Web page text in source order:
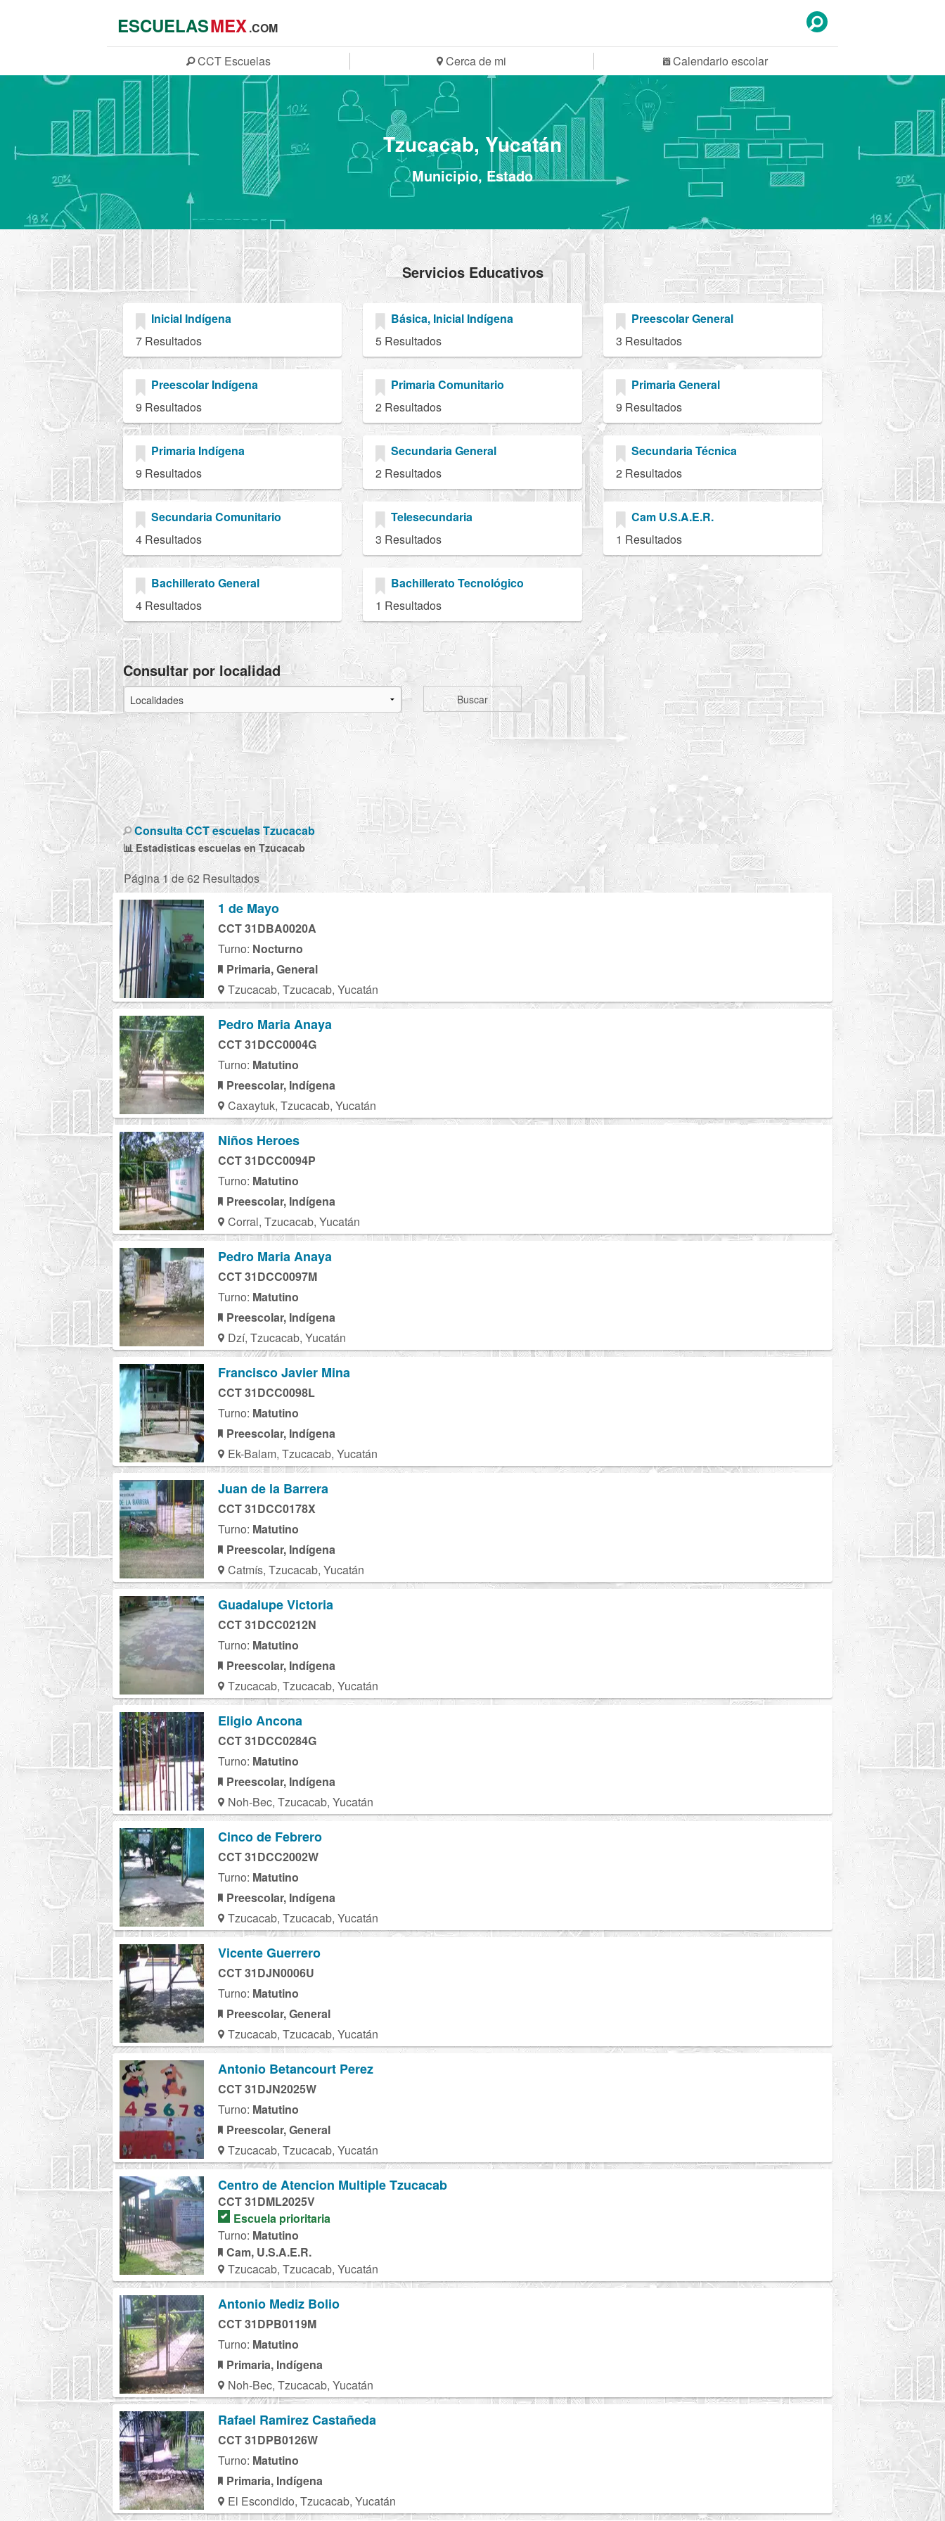
ESCUELASMEX.COM
CCT Escuelas Cerca de mi Calendario escolar
Tzucacab, Yucatán
Municipio, Estado
Servicios Educativos
Inicial Indígena
7 Resultados
Básica, Inicial Indígena
5 Resultados
Preescolar General
3 Resultados
Preescolar Indígena
9 Resultados
Primaria Comunitario
2 Resultados
Primaria General
9 Resultados
Primaria Indígena
9 Resultados
Secundaria General
2 Resultados
Secundaria Técnica
2 Resultados
Secundaria Comunitario
4 Resultados
Telesecundaria
3 Resultados
Cam U.S.A.E.R.
1 Resultados
Bachillerato General
4 Resultados
Bachillerato Tecnológico
1 Resultados
Consultar por localidad
Buscar
Consulta CCT escuelas Tzucacab
📊 Estadisticas escuelas en Tzucacab
Página 1 de 62 Resultados
1 de Mayo
CCT 31DBA0020A
Turno: Nocturno
Primaria, General
Tzucacab, Tzucacab, Yucatán
Pedro Maria Anaya
CCT 31DCC0004G
Turno: Matutino
Preescolar, Indígena
Caxaytuk, Tzucacab, Yucatán
Niños Heroes
CCT 31DCC0094P
Turno: Matutino
Preescolar, Indígena
Corral, Tzucacab, Yucatán
Pedro Maria Anaya
CCT 31DCC0097M
Turno: Matutino
Preescolar, Indígena
Dzí, Tzucacab, Yucatán
Francisco Javier Mina
CCT 31DCC0098L
Turno: Matutino
Preescolar, Indígena
Ek-Balam, Tzucacab, Yucatán
Juan de la Barrera
CCT 31DCC0178X
Turno: Matutino
Preescolar, Indígena
Catmís, Tzucacab, Yucatán
Guadalupe Victoria
CCT 31DCC0212N
Turno: Matutino
Preescolar, Indígena
Tzucacab, Tzucacab, Yucatán
Eligio Ancona
CCT 31DCC0284G
Turno: Matutino
Preescolar, Indígena
Noh-Bec, Tzucacab, Yucatán
Cinco de Febrero
CCT 31DCC2002W
Turno: Matutino
Preescolar, Indígena
Tzucacab, Tzucacab, Yucatán
Vicente Guerrero
CCT 31DJN0006U
Turno: Matutino
Preescolar, General
Tzucacab, Tzucacab, Yucatán
Antonio Betancourt Perez
CCT 31DJN2025W
Turno: Matutino
Preescolar, General
Tzucacab, Tzucacab, Yucatán
Centro de Atencion Multiple Tzucacab
CCT 31DML2025V
Escuela prioritaria
Turno: Matutino
Cam, U.S.A.E.R.
Tzucacab, Tzucacab, Yucatán
Antonio Mediz Bolio
CCT 31DPB0119M
Turno: Matutino
Primaria, Indígena
Noh-Bec, Tzucacab, Yucatán
Rafael Ramirez Castañeda
CCT 31DPB0126W
Turno: Matutino
Primaria, Indígena
El Escondido, Tzucacab, Yucatán